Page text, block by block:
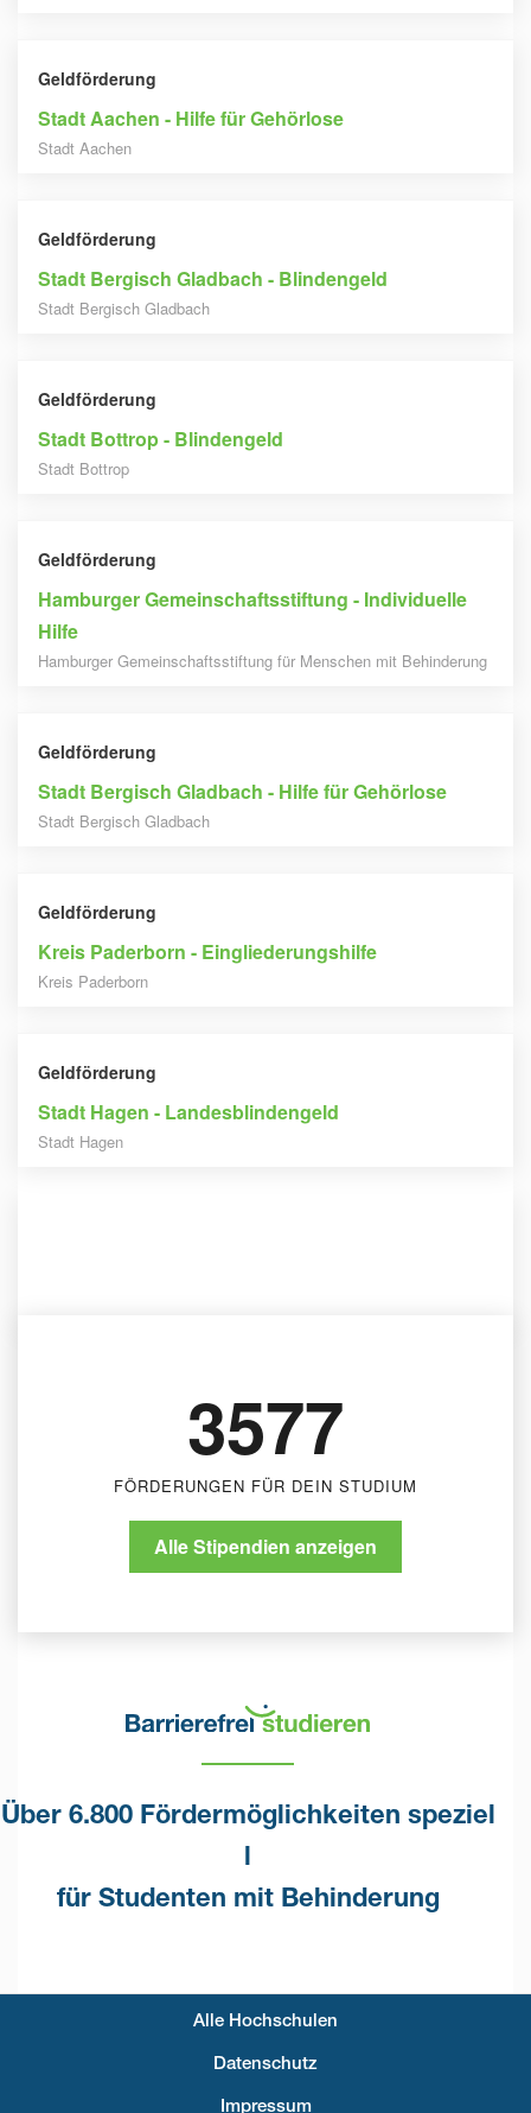
Geldförderung
Stadt Aachen - Hilfe für Gehörlose
Stadt Aachen
Geldförderung
Stadt Bergisch Gladbach - Blindengeld
Stadt Bergisch Gladbach
Geldförderung
Stadt Bottrop - Blindengeld
Stadt Bottrop
Geldförderung
Hamburger Gemeinschaftsstiftung - Individuelle
Hilfe
Hamburger Gemeinschaftsstiftung für Menschen mit Behinderung
Geldförderung
Stadt Bergisch Gladbach - Hilfe für Gehörlose
Stadt Bergisch Gladbach
Geldförderung
Kreis Paderborn - Eingliederungshilfe
Kreis Paderborn
Geldförderung
Stadt Hagen - Landesblindengeld
Stadt Hagen
3577
FÖRDERUNGEN FÜR DEIN STUDIUM
Alle Stipendien anzeigen
Über 6.800 Fördermöglichkeiten speziel
l
für Studenten mit Behinderung
Fußzeilenmenü
Alle Hochschulen
Datenschutz
Impressum